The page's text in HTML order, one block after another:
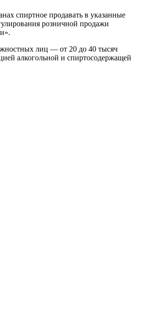
спиртное продавать в указанные
розничной продажи
лиц — от 20 до 40 тысяч
алкогольной и спиртосодержащей